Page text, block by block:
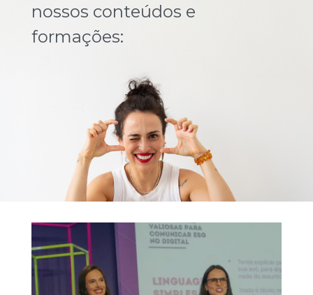
nossos conteúdos e
formações: